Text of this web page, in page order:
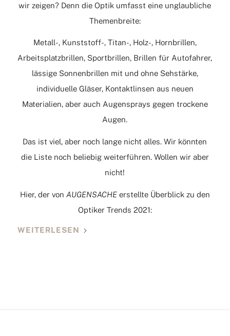
wir zeigen? Denn die Optik umfasst eine unglaubliche
Themenbreite:
Metall-, Kunststoff-, Titan-, Holz-, Hornbrillen,
Arbeitsplatzbrillen, Sportbrillen, Brillen für Autofahrer,
lässige Sonnenbrillen mit und ohne Sehstärke,
individuelle Gläser, Kontaktlinsen aus neuen
Materialien, aber auch Augensprays gegen trockene
Augen.
Das ist viel, aber noch lange nicht alles. Wir könnten
die Liste noch beliebig weiterführen. Wollen wir aber
nicht!
Hier, der von AUGENSACHEerstellte Überblick zu den
Optiker Trends 2021:
WEITERLESEN